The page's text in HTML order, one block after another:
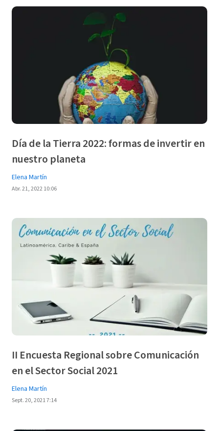
Día de la Tierra 2022: formas de invertir en
nuestro planeta
Elena Martín
Abr. 21, 2022 10:06
II Encuesta Regional sobre Comunicación
en el Sector Social 2021
Elena Martín
Sept. 20, 2021 7:14